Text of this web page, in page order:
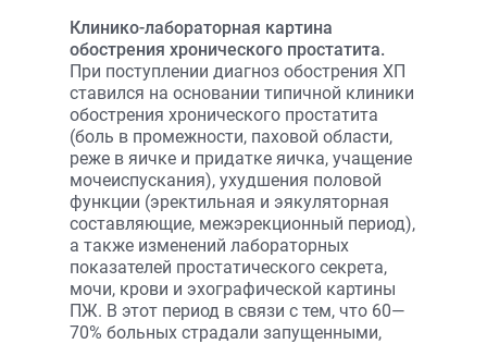
Клинико-лабораторная картина
обострения хронического простатита.
При поступлении диагноз обострения ХП
ставился на основании типичной клиники
обострения хронического простатита
(боль в промежности, паховой области,
реже в яичке и придатке яичка, учащение
мочеиспускания), ухудшения половой
функции (эректильная и эякуляторная
составляющие, межэрекционный период),
а также изменений лабораторных
показателей простатического секрета,
мочи, крови и эхографической картины
ПЖ. В этот период в связи с тем, что 60—
70% больных страдали запущенными,